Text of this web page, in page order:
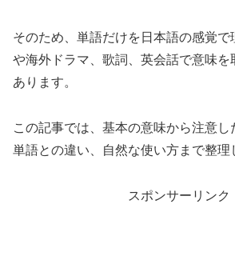
そのため、単語だけを日本語の感覚
や海外ドラマ、歌詞、英会話で意味を
あります。
この記事では、基本の意味から注意し
単語との違い、自然な使い方まで整理
スポンサーリンク